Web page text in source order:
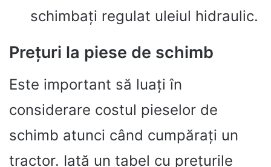
schimbați regulat uleiul hidraulic.
Prețuri la piese de schimb
Este important să luați în
considerare costul pieselor de
schimb atunci când cumpărați un
tractor. Iată un tabel cu prețurile